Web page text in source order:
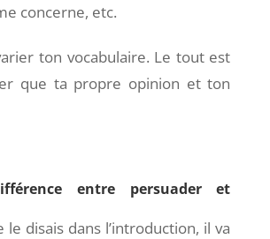
concerne, etc.
ton vocabulaire. Le tout est
que ta propre opinion et ton
entre persuader et
disais dans l’introduction, il va